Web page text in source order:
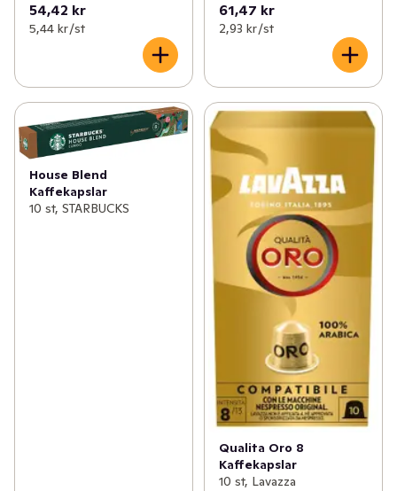
54,42 kr
5,44 kr /st
61,47 kr
2,93 kr /st
House Blend
Kaffekapslar
10 st, STARBUCKS
Qualita Oro 8
Kaffekapslar
10 st, Lavazza